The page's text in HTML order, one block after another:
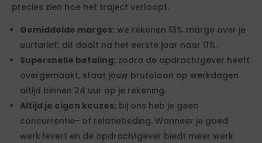
precies zien hoe het traject verloopt.
Gemiddelde marges: we rekenen 13% marge over je
uurtarief; dit daalt na het eerste jaar naar 11%.
Supersnelle betaling: zodra de opdrachtgever heeft
overgemaakt, staat jouw brutoloon op werkdagen
altijd binnen 24 uur op je rekening.
Altijd je eigen keuzes: bij ons heb je geen
concurrentie- of relatiebeding. Wanneer je goed
werk levert en de opdrachtgever biedt meer werk